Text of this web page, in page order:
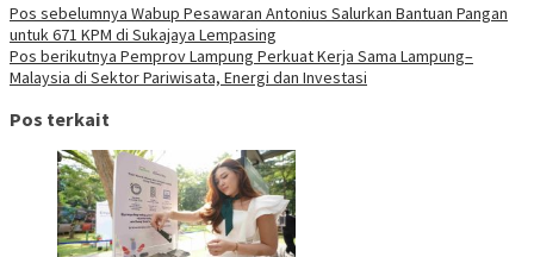
Pos sebelumnya Wabup Pesawaran Antonius Salurkan Bantuan Pangan
untuk 671 KPM di Sukajaya Lempasing
Pos berikutnya Pemprov Lampung Perkuat Kerja Sama Lampung–
Malaysia di Sektor Pariwisata, Energi dan Investasi
Pos terkait